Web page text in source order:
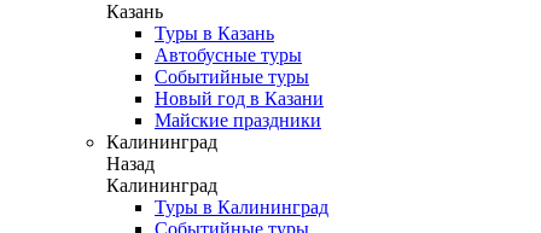
Казань
Туры в Казань
Автобусные туры
Событийные туры
Новый год в Казани
Майские праздники
Калининград
Назад
Калининград
Туры в Калининград
Событийные туры